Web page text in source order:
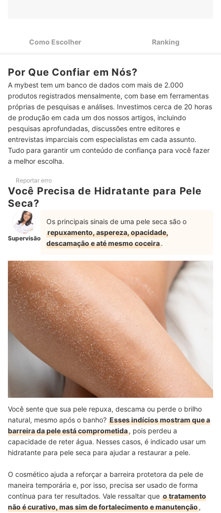
Para Crianças e Peles Sensíveis, Prefira Hidratante para Pele
4
Se Você Usa Fragrâncias, Prefira Hidratante para Pele Seca
sem Cheiro
5
Quer para a Família Toda? Escolha Hidratante para Pele Seca
a partir de 500 g
Top 10 Melhores Hidratantes para Pele Seca
Perguntas Frequentes sobre Hidratantes para Pele Seca
Pode Usar Hidratante para Pele Seca em Pele Oleosa?
Faz Diferença Aplicar Hidratante com a Pele Úmida?
A Pele Pode “Acostumar” com o Hidratante?
Quantas Vezes por Dia É Ideal Hidratar a Pele Seca?
Veja Também as Nossas Indicações de Protetores Solares
Como Escolher Ranking
Por Que Confiar em Nós?
A mybest tem um banco de dados com mais de 2.000
produtos registrados mensalmente, com base em ferramentas
próprias de pesquisas e análises. Investimos cerca de 20 horas
de produção em cada um dos nossos artigos, incluindo
pesquisas aprofundadas, discussões entre editores e
entrevistas imparciais com especialistas em cada assunto.
Tudo para garantir um conteúdo de confiança para você fazer
a melhor escolha.
Reportar erro
Você Precisa de Hidratante para Pele
Seca?
Supervisão
Os principais sinais de uma pele seca são o
repuxamento, aspereza, opacidade,
descamação e até mesmo coceira.
Você sente que sua pele repuxa, descama ou perde o brilho
natural, mesmo após o banho? Esses indícios mostram que a
barreira da pele está comprometida, pois perdeu a
capacidade de reter água. Nesses casos, é indicado usar um
hidratante para pele seca para ajudar a restaurar a pele.
O cosmético ajuda a reforçar a barreira protetora da pele de
maneira temporária e, por isso, precisa ser usado de forma
contínua para ter resultados. Vale ressaltar que o tratamento
não é curativo, mas sim de fortalecimento e manutenção,